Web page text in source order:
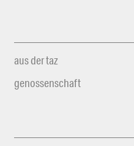
aus der taz
genossenschaft